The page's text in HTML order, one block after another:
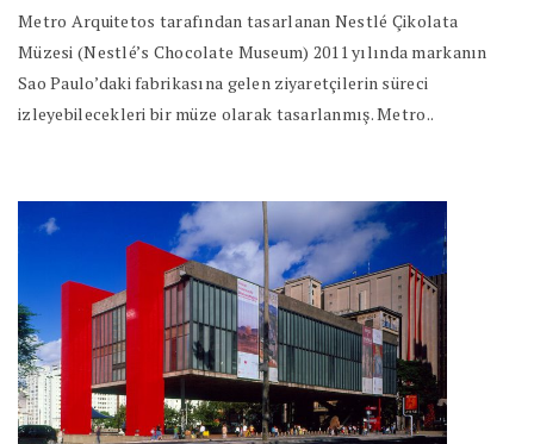
Metro Arquitetos tarafından tasarlanan Nestlé Çikolata
Müzesi (Nestlé’s Chocolate Museum) 2011 yılında markanın
Sao Paulo’daki fabrikasına gelen ziyaretçilerin süreci
izleyebilecekleri bir müze olarak tasarlanmış. Metro..